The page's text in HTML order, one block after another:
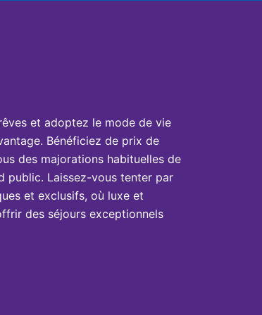
et adoptez le mode de vie
Bénéficiez de prix de
des majorations habituelles de
public. Laissez-vous tenter par
et exclusifs, où luxe et
des séjours exceptionnels